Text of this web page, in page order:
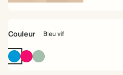
Reliure Couverture
Couleur
Bleu vif
Bleu
vif
Rose
vif
Sauge
poudrée